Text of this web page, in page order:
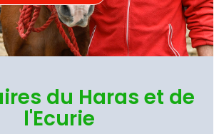
du Haras et de
l'Ecurie